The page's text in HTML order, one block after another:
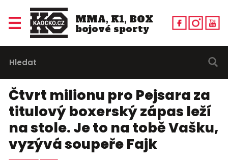
MMA, K1, BOX
bojové sporty
Čtvrt milionu pro Pejsara za
titulový boxerský zápas leží
na stole. Je to na tobě Vašku,
vyzývá soupeře Fajk